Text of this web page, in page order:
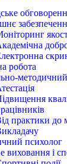
робота
методичний
практики до
психолог
виховання і